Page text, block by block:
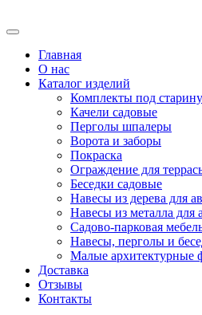
Главная
О нас
Каталог изделий
Комплекты под старину
Качели садовые
Перголы шпалеры
Ворота и заборы
Покраска
Ограждение для
Беседки садовые
Навесы из дерева для
Навесы из металла для
Садово-парковая
Навесы, перголы и
Малые архитектурные
Доставка
Отзывы
Контакты